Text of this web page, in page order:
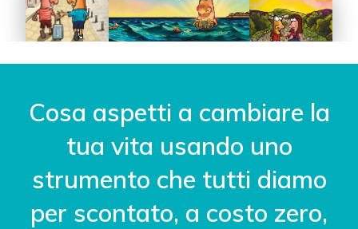
Cosa aspetti a cambiare la
tua vita usando uno
strumento che tutti diamo
per scontato, a costo zero,